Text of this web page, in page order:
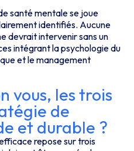
santé mentale se joue
identifiés. Aucune
devrait intervenir sans un
intégrant la psychologie du
et le management
vous, les trois
de
et durable ?
repose sur trois